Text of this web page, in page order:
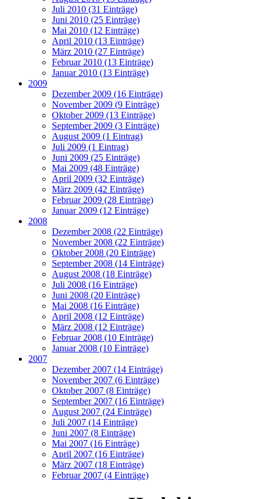
Juli 2010 (31 Einträge)
Juni 2010 (25 Einträge)
Mai 2010 (12 Einträge)
April 2010 (13 Einträge)
März 2010 (27 Einträge)
Februar 2010 (13 Einträge)
Januar 2010 (13 Einträge)
2009
Dezember 2009 (16 Einträge)
November 2009 (9 Einträge)
Oktober 2009 (13 Einträge)
September 2009 (3 Einträge)
August 2009 (1 Eintrag)
Juli 2009 (1 Eintrag)
Juni 2009 (25 Einträge)
Mai 2009 (48 Einträge)
April 2009 (32 Einträge)
März 2009 (42 Einträge)
Februar 2009 (28 Einträge)
Januar 2009 (12 Einträge)
2008
Dezember 2008 (22 Einträge)
November 2008 (22 Einträge)
Oktober 2008 (20 Einträge)
September 2008 (14 Einträge)
August 2008 (18 Einträge)
Juli 2008 (16 Einträge)
Juni 2008 (20 Einträge)
Mai 2008 (16 Einträge)
April 2008 (12 Einträge)
März 2008 (12 Einträge)
Februar 2008 (10 Einträge)
Januar 2008 (10 Einträge)
2007
Dezember 2007 (14 Einträge)
November 2007 (6 Einträge)
Oktober 2007 (8 Einträge)
September 2007 (16 Einträge)
August 2007 (24 Einträge)
Juli 2007 (14 Einträge)
Juni 2007 (8 Einträge)
Mai 2007 (16 Einträge)
April 2007 (16 Einträge)
März 2007 (18 Einträge)
Februar 2007 (4 Einträge)